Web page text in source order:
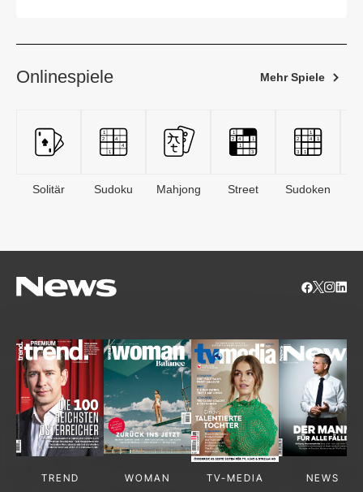
Onlinespiele Mehr Spiele
Solitär Sudoku Mahjong Street Sudoken
TREND WOMAN TV-MEDIA NEWS